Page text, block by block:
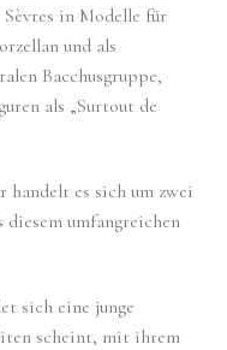
in Modelle für
und als
Bacchusgruppe,
als „Surtout de
handelt es sich um zwei
diesem umfangreichen
sich eine junge
scheint, mit ihrem